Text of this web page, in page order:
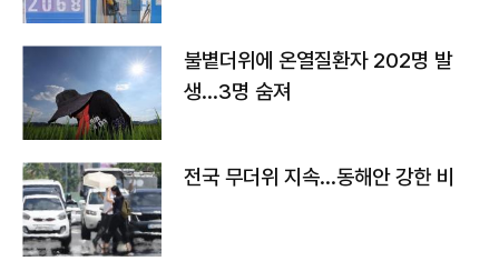
불볕더위에 온열질환자 202명 발
생…3명 숨져
전국 무더위 지속…동해안 강한 비